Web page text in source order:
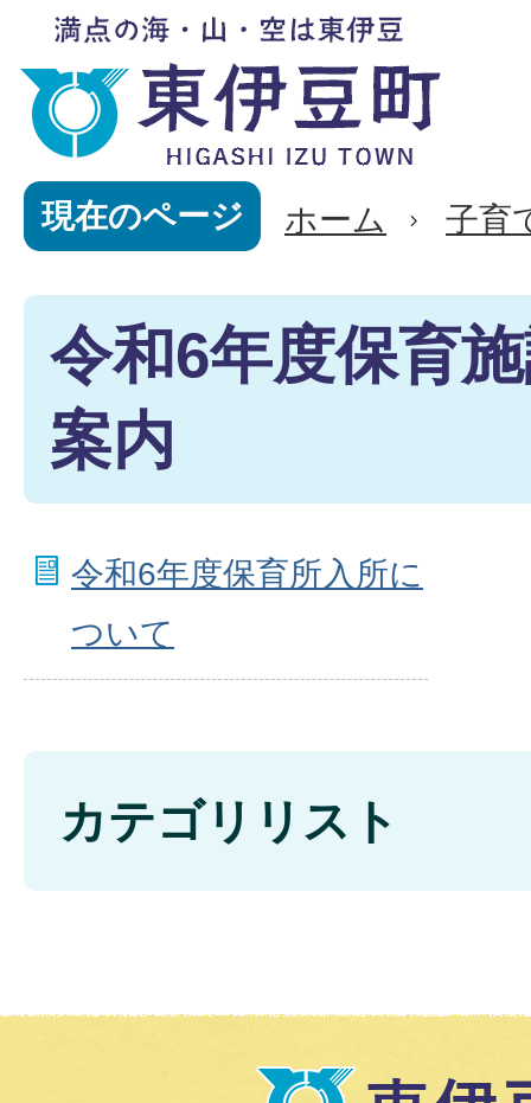
現在のページ ホーム 子育
令和6年度保育
案内
令和6年度保育所入所に
ついて
カテゴリリスト